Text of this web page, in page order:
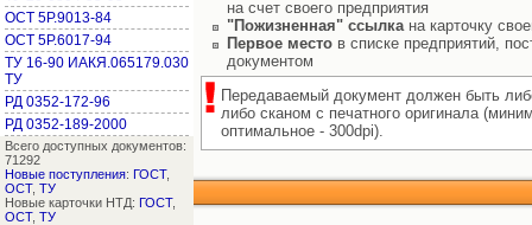
ОСТ 5Р.9013-84
ОСТ 5Р.6017-94
ТУ 16-90 ИАКЯ.065179.030
ТУ
РД 0352-172-96
РД 0352-189-2000
Всего доступных документов:
71292
Новые поступления: ГОСТ,
ОСТ, ТУ
Новые карточки НТД: ГОСТ,
ОСТ, ТУ
на счет своего предприятия
"Пожизненная" ссылкана карточку
Первое место в списке предприятий,
документом
Передаваемый документ должен быть
либо сканом с печатного оригинала
оптимальное - 300dpi).